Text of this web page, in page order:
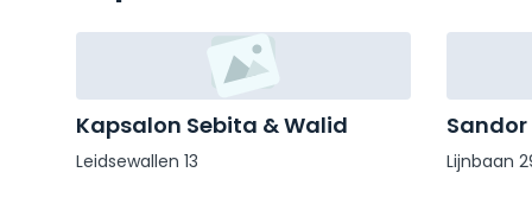
Kapsalon Sebita & Walid
Leidsewallen 13 Lijnbaan